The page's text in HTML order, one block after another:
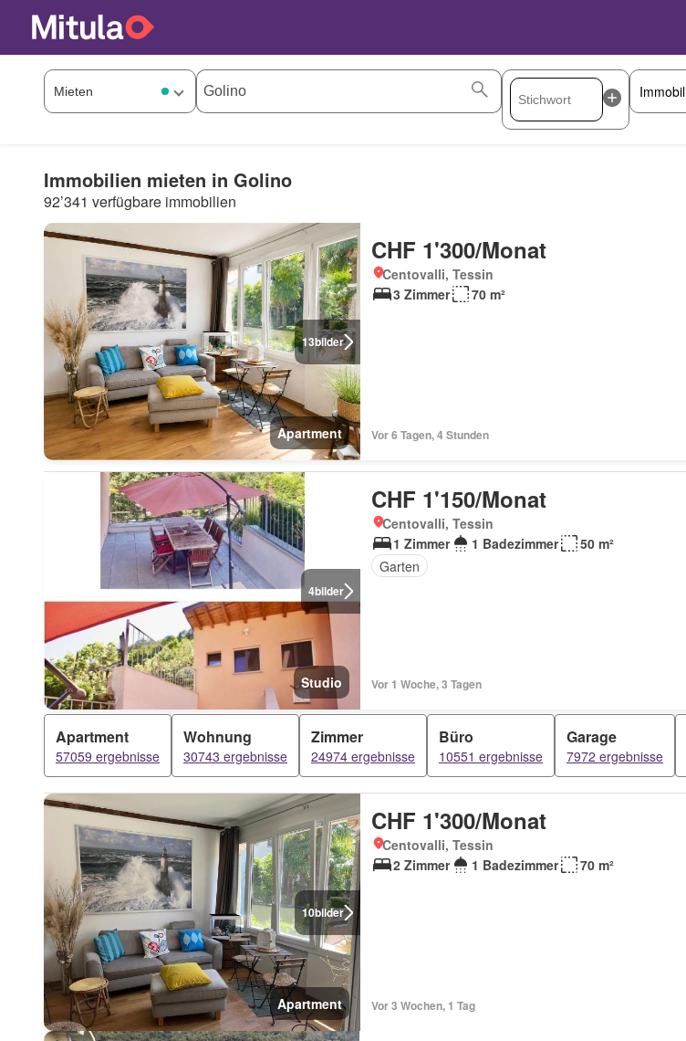
Immobilien mieten in Golino
92’341 verfügbare immobilien
13bilder
Apartment
CHF 1'300/Monat
Centovalli, Tessin
3 Zimmer
70 m²
Vor 6 Tagen, 4 Stunden
4bilder
Studio
CHF 1'150/Monat
Centovalli, Tessin
1 Zimmer
1 Badezimmer
50 m²
Garten
Vor 1 Woche, 3 Tagen
Apartment
57059 ergebnisse
Wohnung
30743 ergebnisse
Zimmer
24974 ergebnisse
Büro
10551 ergebnisse
Garage
7972 ergebnisse
10bilder
Apartment
CHF 1'300/Monat
Centovalli, Tessin
2 Zimmer
1 Badezimmer 70 m²
Vor 3 Wochen, 1 Tag